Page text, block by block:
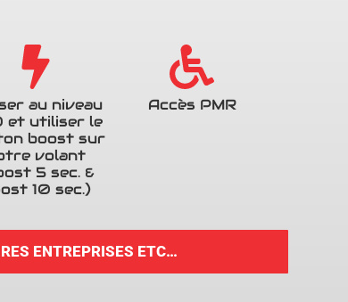
au niveau
et utiliser le
boost sur
volant
5 sec. &
10 sec.)
Accès PMR
ENTREPRISES ETC…